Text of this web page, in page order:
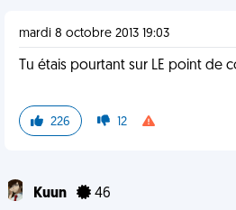
mardi 8 octobre 2013 19:03
Tu étais pourtant sur LE point de
226 12
Kuun 46